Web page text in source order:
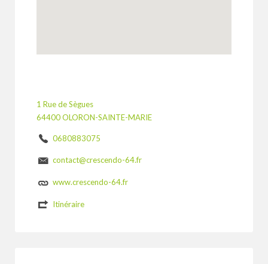
1 Rue de Sègues
64400 OLORON-SAINTE-MARIE
0680883075
contact@crescendo-64.fr
www.crescendo-64.fr
Itinéraire